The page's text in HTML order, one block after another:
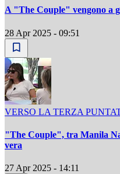
A "The Couple" vengono a
28 Apr 2025 - 09:51
VERSO LA TERZA
"The Couple", tra Manila
vera
27 Apr 2025 - 14:11